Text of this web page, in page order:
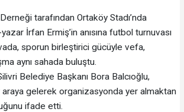
tarafından Ortaköy Stadı’nda
İrfan Ermiş’in anısına futbol turnuvası
sporun birleştirici gücüyle vefa,
aynı sahada buluştu.
Belediye Başkanı Bora Balcıoğlu,
gelerek organizasyonda yer almaktan
ifade etti.